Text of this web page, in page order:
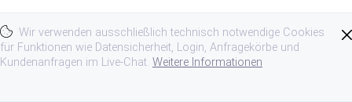
Wir verwenden ausschließlich technisch notwendige Cookies
für Funktionen wie Datensicherheit, Login, Anfragekörbe und
Kundenanfragen im Live-Chat. Weitere Informationen